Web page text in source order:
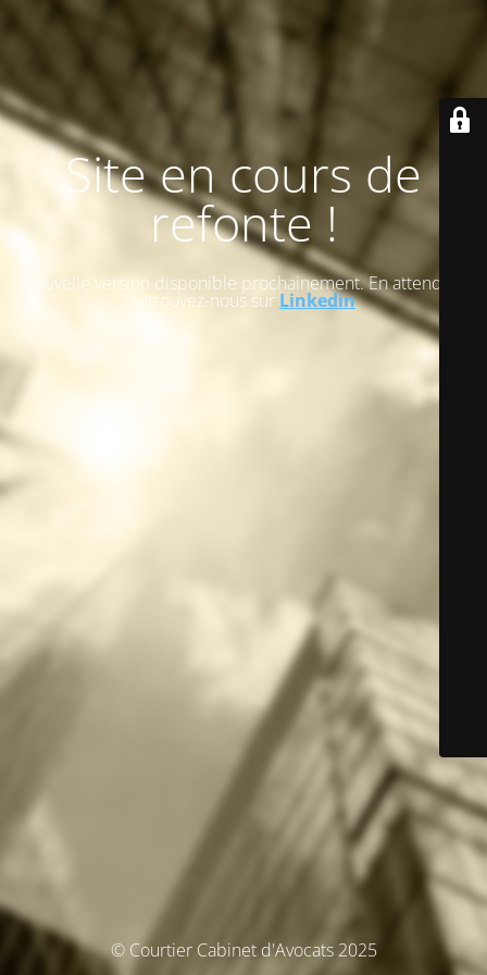
Site en cours de
refonte !
Nouvelle version disponible prochainement. En attendant
retrouvez-nous sur Linkedin
© Courtier Cabinet d'Avocats 2025